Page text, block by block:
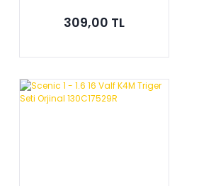
309,00 TL
Sepete Ekle